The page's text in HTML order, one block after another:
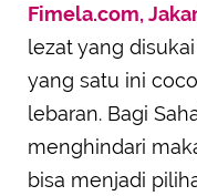
Fimela.com,
lezat yang
yang satu ini
lebaran. Bagi
menghindari
bisa menjadi